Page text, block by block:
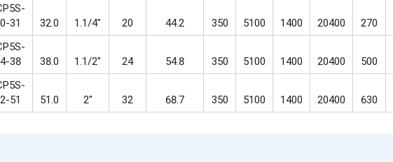
31
32.0 1.1/4" 20 44.2 350 5100 1400 20400 270
38
38.0 1.1/2" 24 54.8 350 5100 1400 20400 500
51
51.0 2" 32 68.7 350 5100 1400 20400 630